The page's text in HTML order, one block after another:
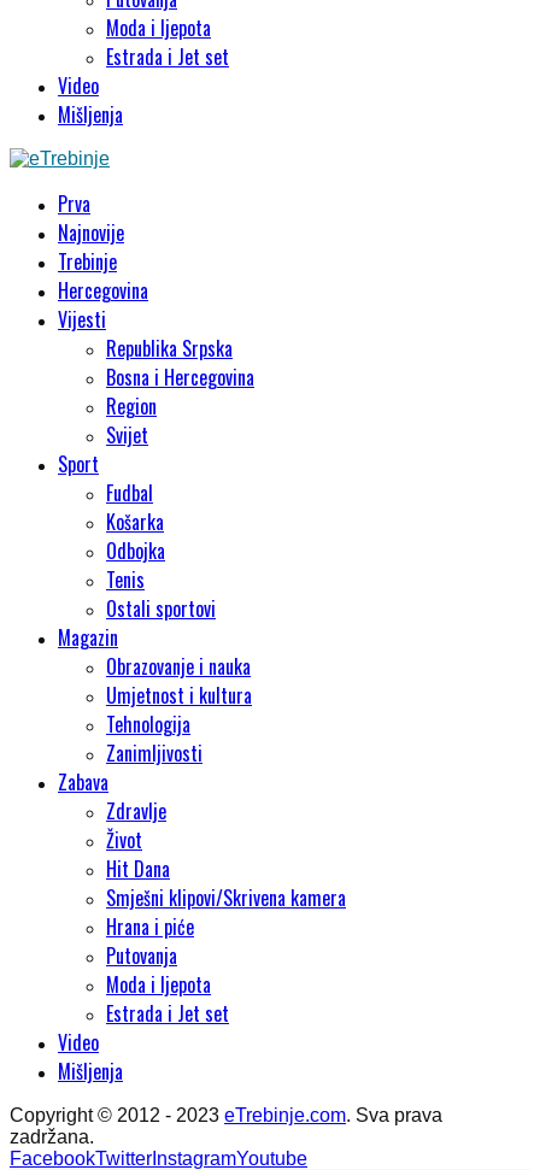
Moda i ljepota
Estrada i Jet set
Video
Mišljenja
Prva
Najnovije
Trebinje
Hercegovina
Vijesti
Republika Srpska
Bosna i Hercegovina
Region
Svijet
Sport
Fudbal
Košarka
Odbojka
Tenis
Ostali sportovi
Magazin
Obrazovanje i nauka
Umjetnost i kultura
Tehnologija
Zanimljivosti
Zabava
Zdravlje
Život
Hit Dana
Smješni klipovi/Skrivena kamera
Hrana i piće
Putovanja
Moda i ljepota
Estrada i Jet set
Video
Mišljenja
Copyright © 2012 - 2023 eTrebinje.com. Sva prava
zadržana.
FacebookTwitter InstagramYoutube